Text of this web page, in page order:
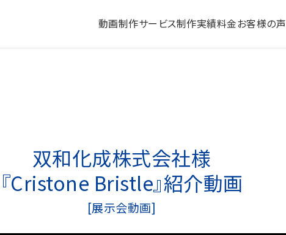
動画制作サービス制作実績料金お客様の声
双和化成株式会社様
『Cristone Bristle』紹介動画
[展示会動画]